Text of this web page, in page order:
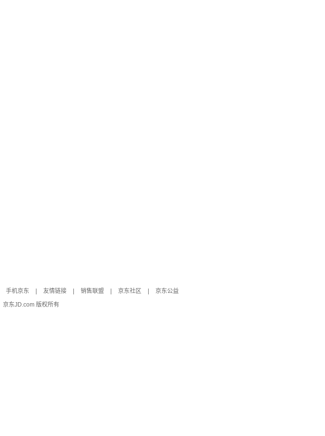
手机京东 友情链接 销售联盟 京东社区
京东公益
京东JD.com 版权所有